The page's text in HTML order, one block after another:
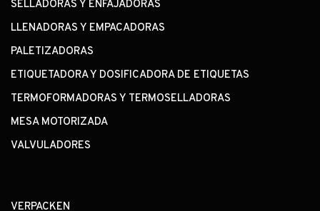
SELLADORAS Y ENFAJADORAS
LLENADORAS Y EMPACADORAS
PALETIZADORAS
ETIQUETADORA Y DOSIFICADORA DE ETIQUETAS
TERMOFORMADORAS Y TERMOSELLADORAS
MESA MOTORIZADA
VALVULADORES
VERPACKEN